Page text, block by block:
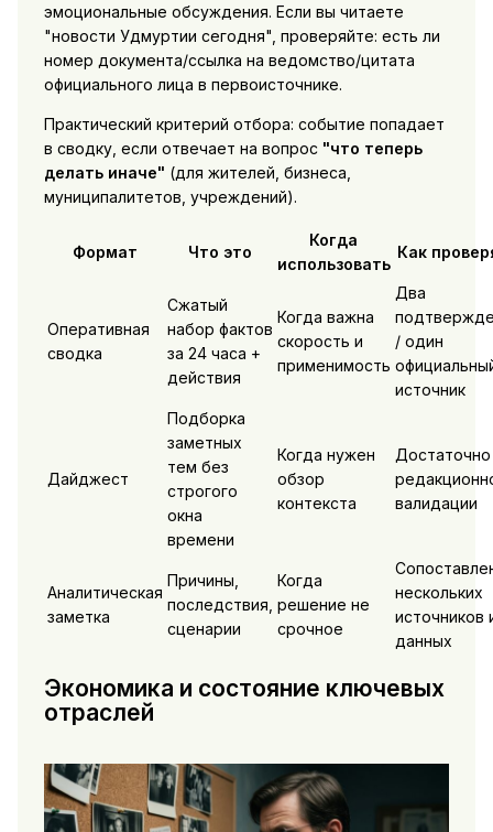
эмоциональные обсуждения. Если вы читаете
"новости Удмуртии сегодня", проверяйте: есть ли
номер документа/ссылка на ведомство/цитата
официального лица в первоисточнике.
Практический критерий отбора: событие попадает
в сводку, если отвечает на вопрос "что теперь
делать иначе" (для жителей, бизнеса,
муниципалитетов, учреждений).
Формат Что это
Когда
использовать
Как
Оперативная
сводка
Сжатый
набор фактов
за 24 часа +
действия
Когда важна
скорость и
применимость
Два
/ один
источник
Дайджест
Подборка
заметных
тем без
строгого
окна
времени
Когда нужен
обзор
контекста
Достаточно
валидации
Аналитическая
заметка
Причины,
последствия,
сценарии
Когда
решение не
срочное
нескольких
источников
данных
Экономика и состояние ключевых
отраслей